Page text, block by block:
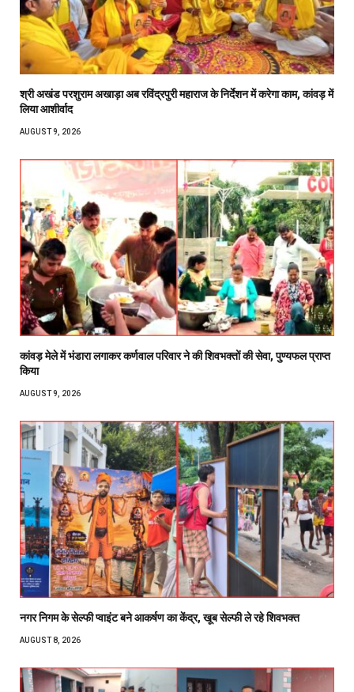
श्री अखंड परशुराम अखाड़ा अब रविंद्रपुरी महाराज के निर्देशन में करेगा काम, कांवड़ में
लिया आशीर्वाद
AUGUST 9, 2026
कांवड़ मेले में भंडारा लगाकर कर्णवाल परिवार ने की शिवभक्तों की सेवा, पुण्यफल प्राप्त
किया
AUGUST 9, 2026
नगर निगम के सेल्फी प्वाइंट बने आकर्षण का केंद्र, खूब सेल्फी ले रहे शिवभक्त
AUGUST 8, 2026